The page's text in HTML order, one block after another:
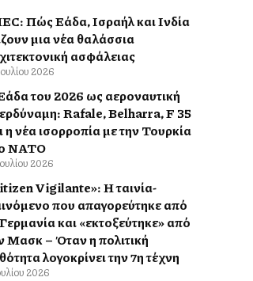
Πώς Ελλάδα, Ισραήλ και Ινδία
μια νέα θαλάσσια
ασφάλειας
2026
του 2026 ως αεροναυτική
Rafale, Belharra, F 35
η νέα ισορροπία με την Τουρκία
ΝΑΤΟ
2026
Vigilante»: Η ταινία-
που απαγορεύτηκε από
και «εκτοξεύτηκε» από
Μασκ – Όταν η πολιτική
λογοκρίνει την 7η τέχνη
2026